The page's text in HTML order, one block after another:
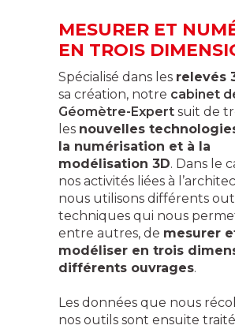
MESURER ET
EN TROIS
Spécialisé dans les relevés
sa création, notre cabinet
Géomètre-Expert suit de
les nouvelles
la numérisation et à la
modélisation 3D. Dans le
nos activités liées à
nous utilisons différents
techniques qui nous
entre autres, de mesurer
modéliser en trois
différents ouvrages.
Les données que nous
nos outils sont ensuite